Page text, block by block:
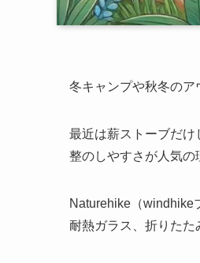
冬キャンプや秋冬のア
最近は薪ストーブだけ
整のしやすさが人気の
Naturehike（windhike
耐熱ガラス、折りたた